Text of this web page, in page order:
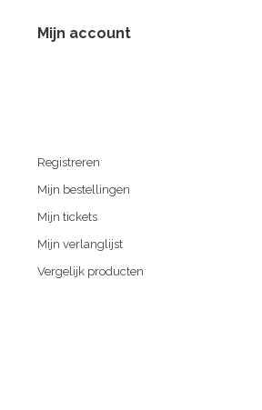
Mijn account
Registreren
Mijn bestellingen
Mijn tickets
Mijn verlanglijst
Vergelijk producten